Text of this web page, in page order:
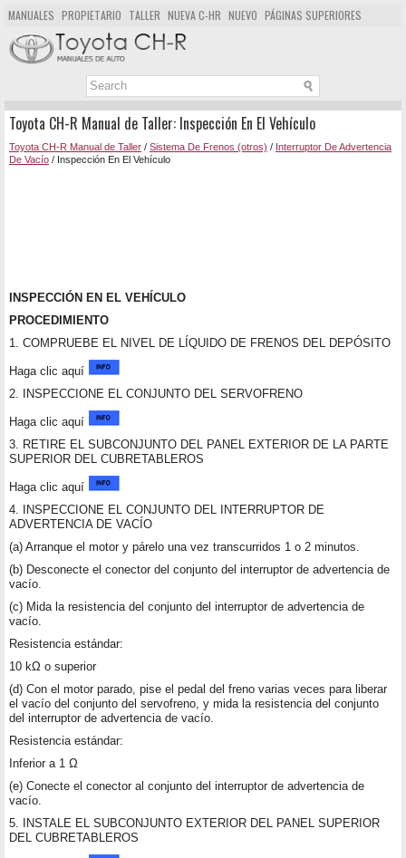
MANUALES PROPIETARIO TALLER NUEVA C-HR NUEVO PÁGINAS SUPERIORES
MAPA DEL SITIO
BUSCAR
Toyota CH-R Manual de Taller: Inspección En El Vehículo
Toyota CH-R Manual de Taller / Sistema De Frenos (otros) / Interruptor De Advertencia
De Vacío / Inspección En El Vehículo
INSPECCIÓN EN EL VEHÍCULO
PROCEDIMIENTO
1. COMPRUEBE EL NIVEL DE LÍQUIDO DE FRENOS DEL DEPÓSITO
Haga clic aquí
2. INSPECCIONE EL CONJUNTO DEL SERVOFRENO
Haga clic aquí
3. RETIRE EL SUBCONJUNTO DEL PANEL EXTERIOR DE LA PARTE
SUPERIOR DEL CUBRETABLEROS
Haga clic aquí
4. INSPECCIONE EL CONJUNTO DEL INTERRUPTOR DE
ADVERTENCIA DE VACÍO
(a) Arranque el motor y párelo una vez transcurridos 1 o 2 minutos.
(b) Desconecte el conector del conjunto del interruptor de advertencia de
vacío.
(c) Mida la resistencia del conjunto del interruptor de advertencia de
vacío.
Resistencia estándar:
10 kΩ o superior
(d) Con el motor parado, pise el pedal del freno varias veces para liberar
el vacío del conjunto del servofreno, y mida la resistencia del conjunto
del interruptor de advertencia de vacío.
Resistencia estándar:
Inferior a 1 Ω
(e) Conecte el conector al conjunto del interruptor de advertencia de
vacío.
5. INSTALE EL SUBCONJUNTO EXTERIOR DEL PANEL SUPERIOR
DEL CUBRETABLEROS